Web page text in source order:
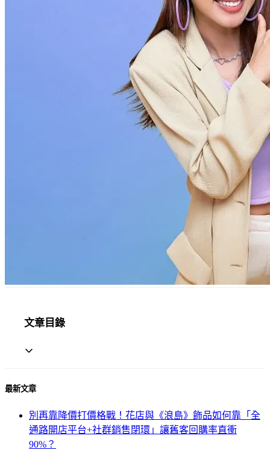
文章目錄
最新文章
別再靠降價打價格戰！花店與《浪島》飾品如何靠「全
通路開店平台+社群銷售閉環」讓舊客回購率直衝
90%？